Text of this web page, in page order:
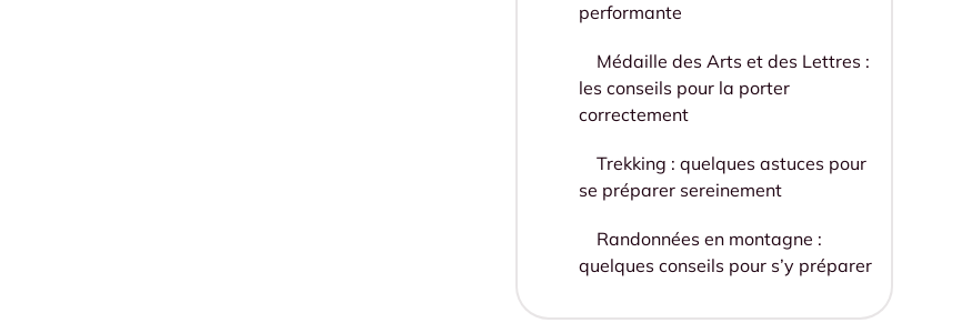
performante
Médaille des Arts et des Lettres :
les conseils pour la porter
correctement
Trekking : quelques astuces pour
se préparer sereinement
Randonnées en montagne :
quelques conseils pour s’y préparer